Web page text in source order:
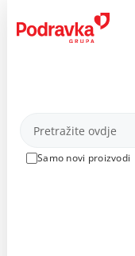
content
Samo novi proizvodi